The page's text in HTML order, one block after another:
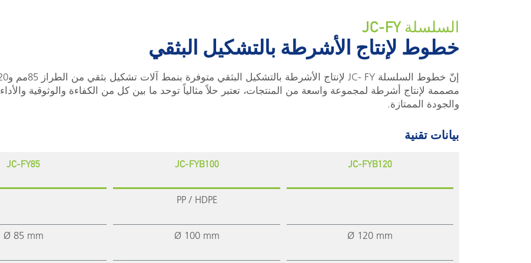
السلسلة JC-FY
خطوط لإنتاج الأشرطة بالتشكيل البثقي
مصممة لإنتاج أشرطة لمجموعة واسعة من المنتجات، تعتبر حلاً مثالياً توحد ما بين كل من الكفاءة والوثوقية والأداء
والجودة الممتازة.
بيانات تقنية
JC-FY85
Ø 85 mm
JC-FYB100
PP / HDPE
Ø 100 mm
JC-FYB120
Ø 120 mm